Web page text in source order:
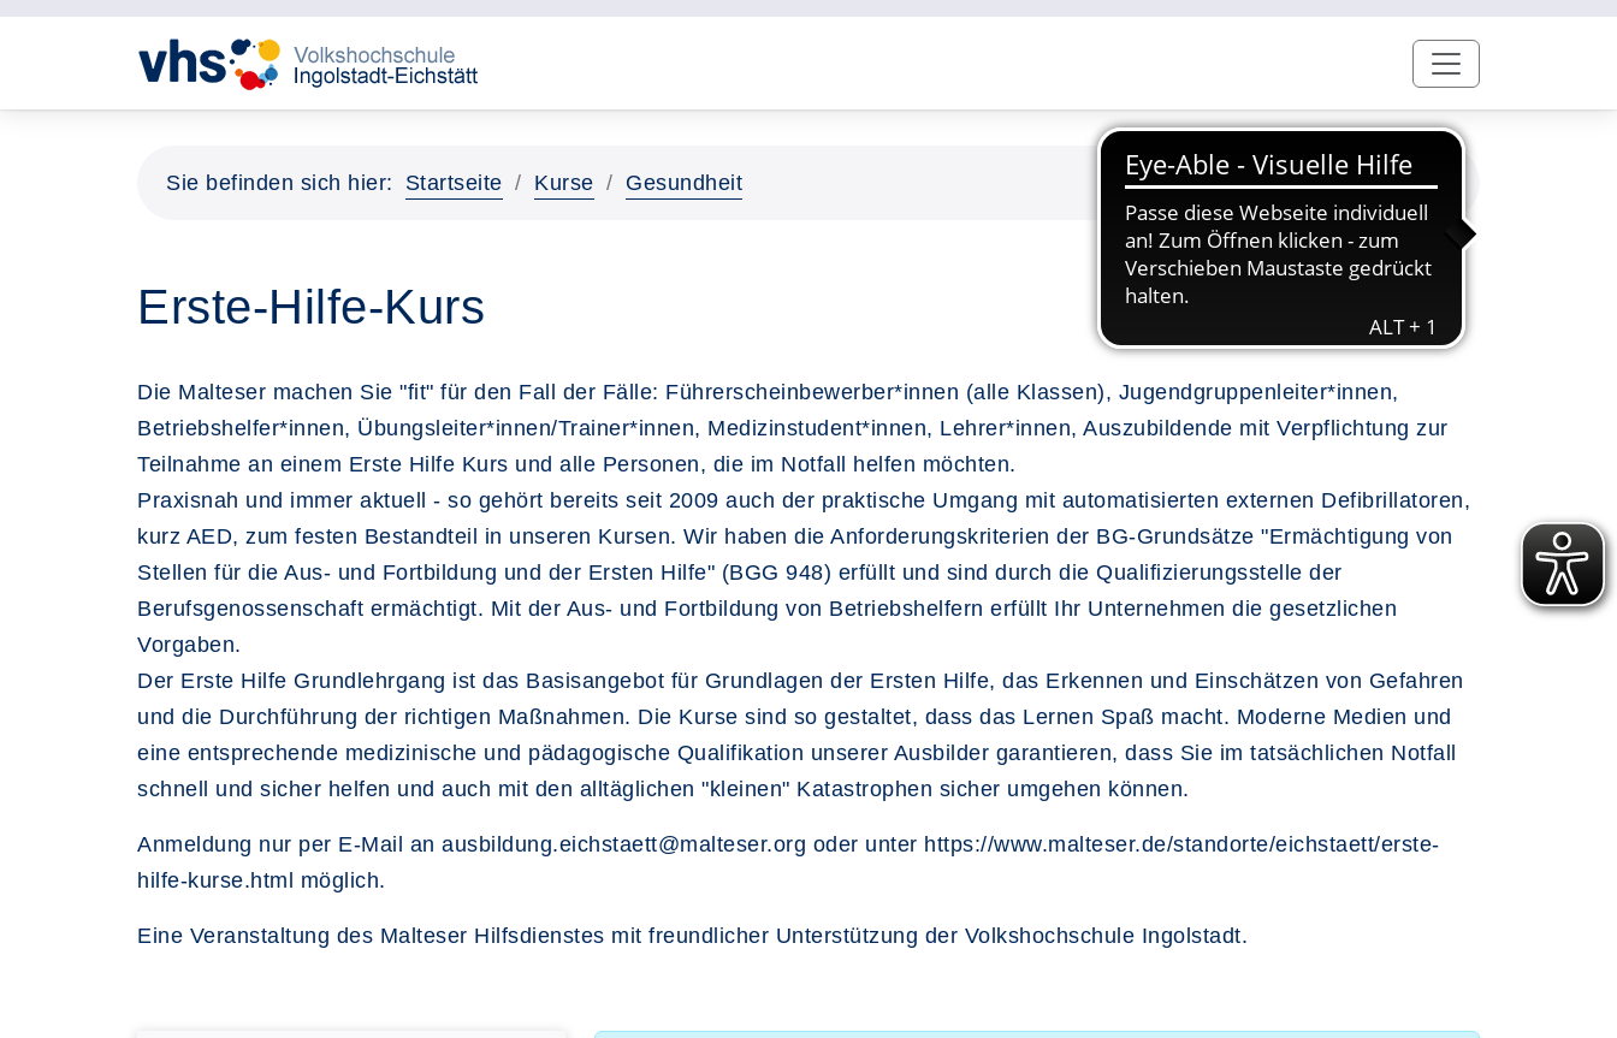
Sie befinden sich hier: Startseite Kurse Gesundheit
Erste-Hilfe-Kurs
Die Malteser machen Sie "fit" für den Fall der Fälle: Führerscheinbewerber*innen (alle Klassen), Jugendgruppenleiter*innen,
Betriebshelfer*innen, Übungsleiter*innen/Trainer*innen, Medizinstudent*innen, Lehrer*innen, Auszubildende mit Verpflichtung zur
Teilnahme an einem Erste Hilfe Kurs und alle Personen, die im Notfall helfen möchten.
Praxisnah und immer aktuell - so gehört bereits seit 2009 auch der praktische Umgang mit automatisierten externen Defibrillatoren,
kurz AED, zum festen Bestandteil in unseren Kursen. Wir haben die Anforderungskriterien der BG-Grundsätze "Ermächtigung von
Stellen für die Aus- und Fortbildung und der Ersten Hilfe" (BGG 948) erfüllt und sind durch die Qualifizierungsstelle der
Berufsgenossenschaft ermächtigt. Mit der Aus- und Fortbildung von Betriebshelfern erfüllt Ihr Unternehmen die gesetzlichen
Vorgaben.
Der Erste Hilfe Grundlehrgang ist das Basisangebot für Grundlagen der Ersten Hilfe, das Erkennen und Einschätzen von Gefahren
und die Durchführung der richtigen Maßnahmen. Die Kurse sind so gestaltet, dass das Lernen Spaß macht. Moderne Medien und
eine entsprechende medizinische und pädagogische Qualifikation unserer Ausbilder garantieren, dass Sie im tatsächlichen Notfall
schnell und sicher helfen und auch mit den alltäglichen "kleinen" Katastrophen sicher umgehen können.
Anmeldung nur per E-Mail an ausbildung.eichstaett@malteser.org oder unter https://www.malteser.de/standorte/eichstaett/erste-
hilfe-kurse.html möglich.
Eine Veranstaltung des Malteser Hilfsdienstes mit freundlicher Unterstützung der Volkshochschule Ingolstadt.